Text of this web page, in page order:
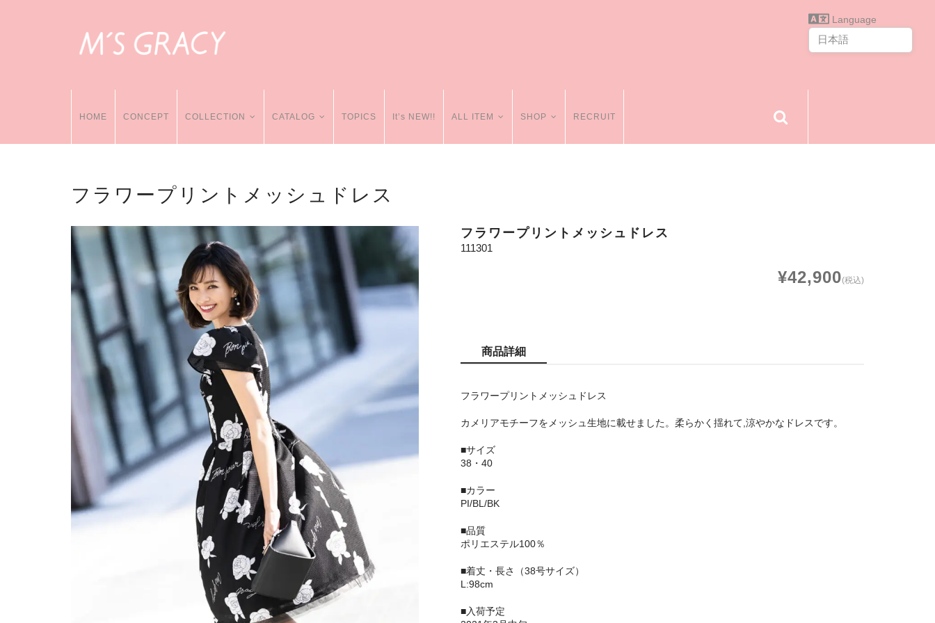
Language
HOME CONCEPT COLLECTION CATALOG TOPICS It’s NEW!! ALL ITEM SHOP RECRUIT
フラワープリントメッシュドレス
フラワープリントメッシュドレス
111301
¥42,900(税込)
商品詳細
フラワープリントメッシュドレス
カメリアモチーフをメッシュ生地に載せました。柔らかく揺れて,涼やかなドレスです。
■サイズ
38・40
■カラー
PI/BL/BK
■品質
ポリエステル100％
■着丈・長さ（38号サイズ）
L:98cm
■入荷予定